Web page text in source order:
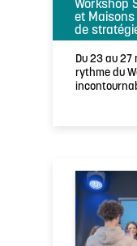
Workshop
et
de
Du 23 au 27
rythme du